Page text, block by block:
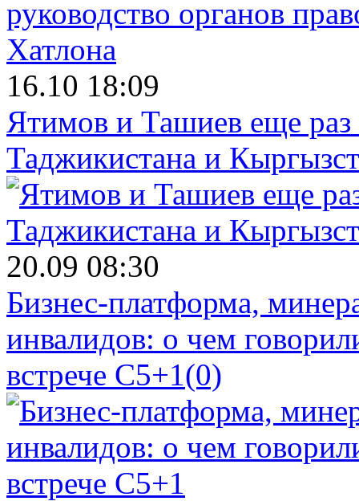
16.10 18:09
Ятимов и Ташиев еще раз
Таджикистана и
20.09 08:30
Бизнес-платформа,
инвалидов: о чем
встрече C5+1(0)